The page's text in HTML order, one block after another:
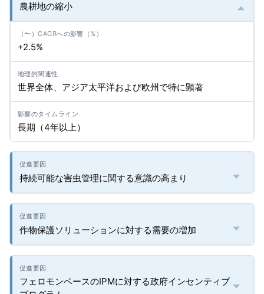
農耕地の縮小
+2.5%
世界全体、アジア太平洋および欧州で特に顕著
長期（4年以上）
持続可能な害虫管理に関する意識の高まり
作物保護ソリューションに対する需要の増加
フェロモンベースのIPMに対する政府インセンティブ